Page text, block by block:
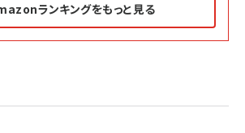
ランキングをもっと見る
円を売り上げたプロが教える note×AI 最強の
アンアン)2026/07/01号 No.2501[魅せる
ンキャピタル 企業価値向上力の秘密